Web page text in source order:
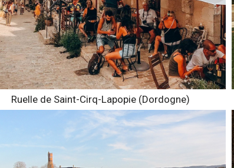
Ruelle de Saint-Cirq-Lapopie (Dordogne)